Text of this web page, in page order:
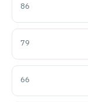
86
79
66